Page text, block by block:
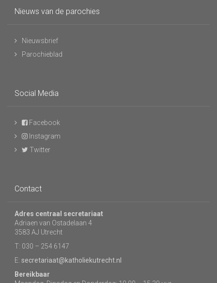
Nieuws van de parochies
Nieuwsbrief
Parochieblad
Social Media
Facebook
Instagram
Twitter
Contact
Adres centraal secretariaat
Adriaen van Ostadelaan 4
3583 AJ Utrecht
T: 030 – 254 6147
E: secretariaat@katholiekutrecht.nl
Bereikbaar